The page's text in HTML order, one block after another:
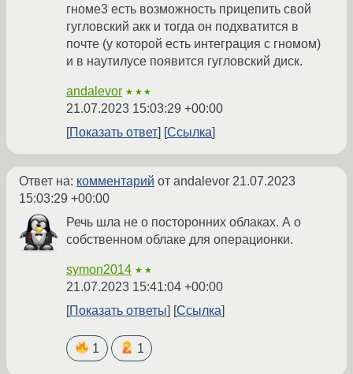
гноме3 есть возможность прицепить свой
гугловский акк и тогда он подхватится в
почте (у которой есть интеграция с гномом)
и в наутилусе появится гугловский диск.
andalevor ★★★
21.07.2023 15:03:29 +00:00
Показать ответ
Ссылка
Ответ на: комментарий от andalevor 21.07.2023
15:03:29 +00:00
Речь шла не о посторонних облаках. А о
собственном облаке для операционки.
symon2014 ★★
21.07.2023 15:41:04 +00:00
Показать ответы
Ссылка
1 1